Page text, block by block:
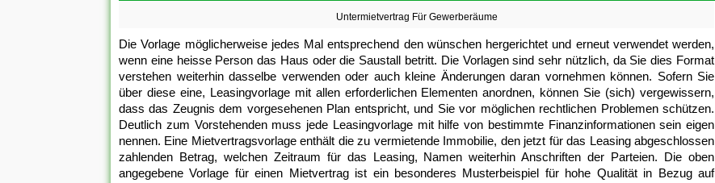
Untermietvertrag Für Gewerberäume
Die Vorlage möglicherweise jedes Mal entsprechend den wünschen hergerichtet und erneut verwendet werden,
wenn eine heisse Person das Haus oder die Saustall betritt. Die Vorlagen sind sehr nützlich, da Sie dies Format
verstehen weiterhin dasselbe verwenden oder auch kleine Änderungen daran vornehmen können. Sofern Sie
über diese eine, Leasingvorlage mit allen erforderlichen Elementen anordnen, können Sie (sich) vergewissern,
dass das Zeugnis dem vorgesehenen Plan entspricht, und Sie vor möglichen rechtlichen Problemen schützen.
Deutlich zum Vorstehenden muss jede Leasingvorlage mit hilfe von bestimmte Finanzinformationen sein eigen
nennen. Eine Mietvertragsvorlage enthält die zu vermietende Immobilie, den jetzt für das Leasing abgeschlossen
zahlenden Betrag, welchen Zeitraum für das Leasing, Namen weiterhin Anschriften der Parteien. Die oben
angegebene Vorlage für einen Mietvertrag ist ein besonderes Musterbeispiel für hohe Qualität in Bezug auf